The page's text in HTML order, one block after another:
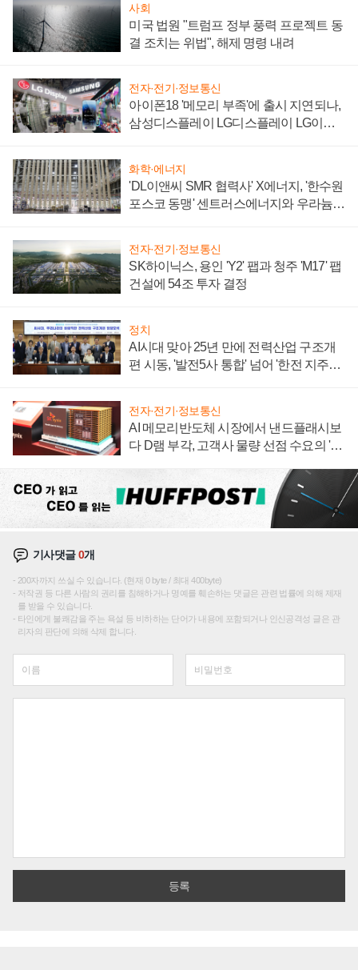
사회
미국 법원 "트럼프 정부 풍력 프로젝트 동
결 조치는 위법", 해제 명령 내려
전자·전기·정보통신
아이폰18 '메모리 부족'에 출시 지연되나,
삼성디스플레이 LG디스플레이 LG이노
화학·에너지
'DL이앤씨 SMR 협력사' X에너지, '한수원
포스코 동맹' 센트러스에너지와 우라늄
전자·전기·정보통신
SK하이닉스, 용인 'Y2' 팹과 청주 'M17' 팹
건설에 54조 투자 결정
정치
AI시대 맞아 25년 만에 전력산업 구조개
편 시동, '발전5사 통합' 넘어 '한전 지주사'
전자·전기·정보통신
AI 메모리반도체 시장에서 낸드플래시보
다 D램 부각, 고객사 물량 선점 수요의 '우
기사댓글0개
200자까지 쓰실 수 있습니다. (현재 0 byte / 최대 400byte)
저작권 등 다른 사람의 권리를 침해하거나 명예를 훼손하는 댓글은 관련 법률에 의해 제재
를 받을 수 있습니다.
타인에게 불쾌감을 주는 욕설 등 비하하는 단어가 내용에 포함되거나 인신공격성 글은 관
리자의 판단에 의해 삭제 합니다.